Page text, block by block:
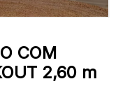
COM
2,60 m